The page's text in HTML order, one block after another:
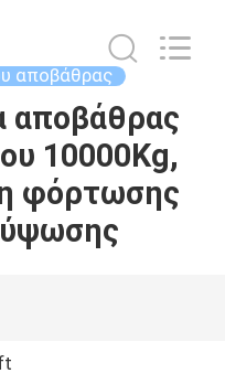
αποβάθρας
αποβάθρας
10000Kg,
φόρτωσης